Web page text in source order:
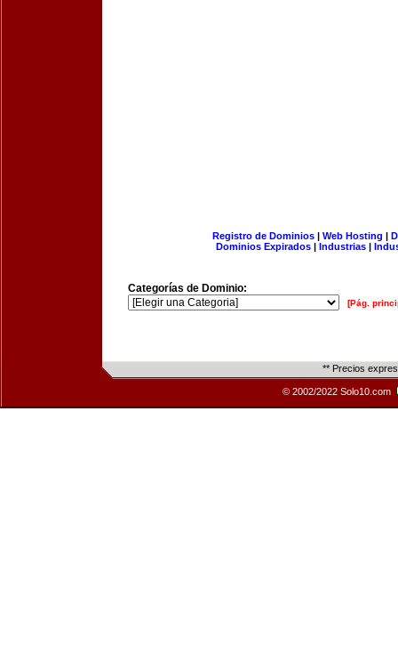
Registro de Dominios| Web Hosting |
Dominios Expirados | Industrias |
Categorías de Dominio:
[Pág.
** Precios
© 2002/2022 Solo10.com